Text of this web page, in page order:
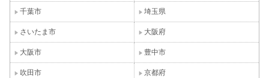
千葉市 埼玉県
さいたま市 大阪府
大阪市 豊中市
吹田市 京都府